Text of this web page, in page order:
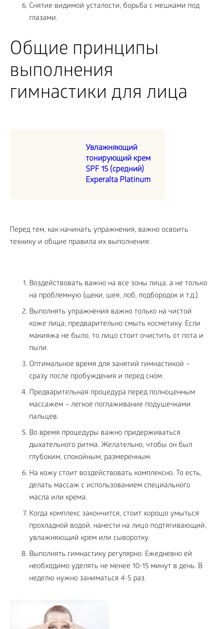
Снятие видимой усталости, борьба с мешками под
глазами.
Общие принципы
выполнения
гимнастики для лица
Увлажняющий
тонирующий крем
SPF 15 (средний)
Experalta Platinum
Перед тем, как начинать упражнения, важно освоить
технику и общие правила их выполнения:
Воздействовать важно на все зоны лица, а не только
на проблемную (щеки, шея, лоб, подбородок и т.д.).
Выполнять упражнения важно только на чистой
коже лица, предварительно смыть косметику. Если
макияжа не было, то лицо стоит очистить от пота и
пыли.
Оптимальное время для занятий гимнастикой –
сразу после пробуждения и перед сном.
Предварительная процедура перед полноценным
массажем – легкое поглаживание подушечками
пальцев.
Во время процедуры важно придерживаться
дыхательного ритма. Желательно, чтобы он был
глубоким, спокойным, размеренным.
На кожу стоит воздействовать комплексно. То есть,
делать массаж с использованием специального
масла или крема.
Когда комплекс закончится, стоит хорошо умыться
прохладной водой, нанести на лицо подтягивающий,
увлажняющий крем или сыворотку.
Выполнять гимнастику регулярно. Ежедневно ей
необходимо уделять не менее 10-15 минут в день. В
неделю нужно заниматься 4-5 раз.